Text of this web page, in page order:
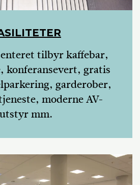
tilbyr kaffebar,
konferansevert, gratis
garderober,
moderne AV-
utstyr mm.